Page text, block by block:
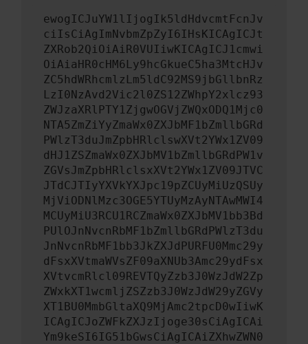
ewogICJuYW1lIjogIk5ldHdvcmtFcnJv
ciIsCiAgImNvbmZpZyI6IHsKICAgICJt
ZXRob2QiOiAiR0VUIiwKICAgICJ1cmwi
OiAiaHR0cHM6Ly9hcGkueC5ha3MtcHJv
ZC5hdWRhcmlzLm5ldC92MS9jbGllbnRz
LzI0NzAvd2Vic2l0ZS12ZWhpY2xlcz93
ZWJzaXRlPTY1ZjgwOGVjZWQxODQ1Mjc0
NTA5ZmZiYyZmaWx0ZXJbMF1bZmllbGRd
PWlzT3duJmZpbHRlclswXVt2YWx1ZV09
dHJ1ZSZmaWx0ZXJbMV1bZmllbGRdPW1v
ZGVsJmZpbHRlclsxXVt2YWx1ZV09JTVC
JTdCJTIyYXVkYXJpc19pZCUyMiUzQSUy
MjViODNlMzc3OGE5YTUyMzAyNTAwMWI4
MCUyMiU3RCU1RCZmaWx0ZXJbMV1bb3Bd
PUlOJnNvcnRbMF1bZmllbGRdPWlzT3du
JnNvcnRbMF1bb3JkZXJdPURFU0Mmc29y
dFsxXVtmaWVsZF09aXNUb3Amc29ydFsx
XVtvcmRlcl09REVTQyZzb3J0WzJdW2Zp
ZWxkXT1wcmljZSZzb3J0WzJdW29yZGVy
XT1BU0MmbGltaXQ9MjAmc2tpcD0wIiwK
ICAgICJoZWFkZXJzIjoge30sCiAgICAi
Ym9keSI6IG51bGwsCiAgICAiZXhwZWN0